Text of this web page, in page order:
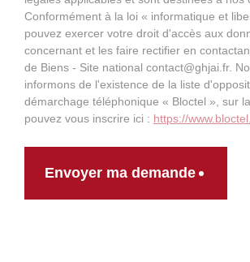
Conformément à la loi « informatique et
pouvez exercer votre droit d'accès aux
concernant et les faire rectifier en
de Biens - Site national contact@ghjai.fr.
informons de l'existence de la liste
démarchage téléphonique « Bloctel », sur
pouvez vous inscrire ici : https://
Envoyer ma demande